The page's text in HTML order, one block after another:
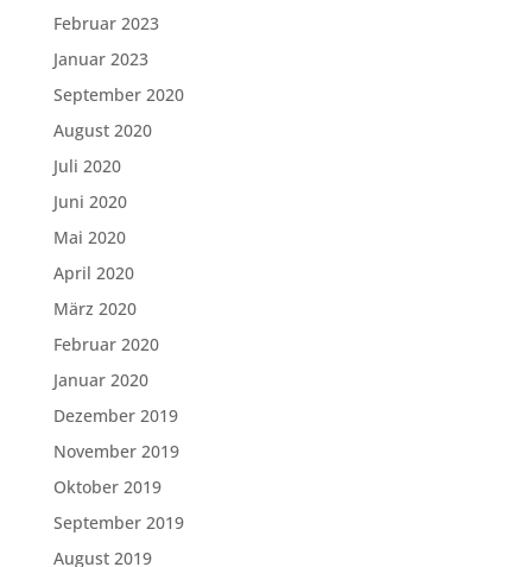
Februar 2023
Januar 2023
September 2020
August 2020
Juli 2020
Juni 2020
Mai 2020
April 2020
März 2020
Februar 2020
Januar 2020
Dezember 2019
November 2019
Oktober 2019
September 2019
August 2019